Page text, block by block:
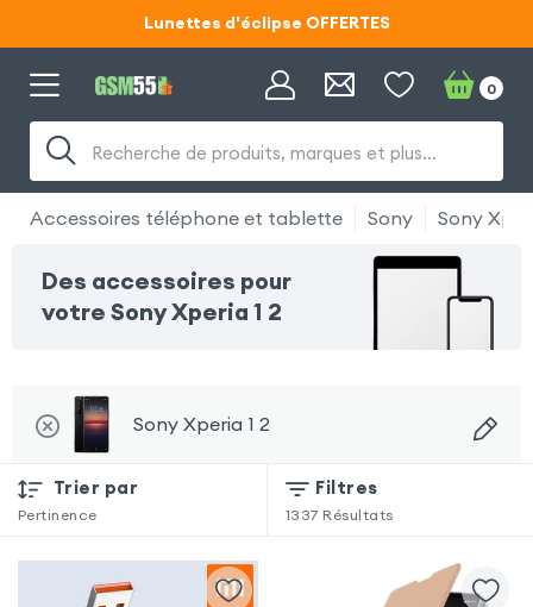
Lunettes d'éclipse OFFERTES
Code ECLIPSE55
Recherche de produits, marques et plus…
0
Accessoires téléphone et tablette Sony Sony
Des accessoires pour
votre Sony Xperia 1 2
Sony Xperia 1 2
Trier par
Pertinence
Filtres
1337 Résultats